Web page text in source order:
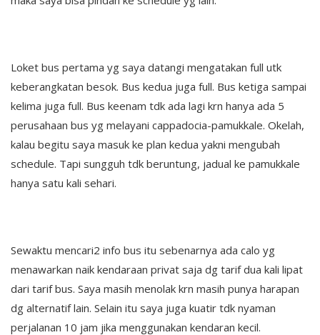
Loket bus pertama yg saya datangi mengatakan full utk
keberangkatan besok. Bus kedua juga full. Bus ketiga sampai
kelima juga full. Bus keenam tdk ada lagi krn hanya ada 5
perusahaan bus yg melayani cappadocia-pamukkale. Okelah,
kalau begitu saya masuk ke plan kedua yakni mengubah
schedule. Tapi sungguh tdk beruntung, jadual ke pamukkale
hanya satu kali sehari.
Sewaktu mencari2 info bus itu sebenarnya ada calo yg
menawarkan naik kendaraan privat saja dg tarif dua kali lipat
dari tarif bus. Saya masih menolak krn masih punya harapan
dg alternatif lain. Selain itu saya juga kuatir tdk nyaman
perjalanan 10 jam jika menggunakan kendaran kecil.